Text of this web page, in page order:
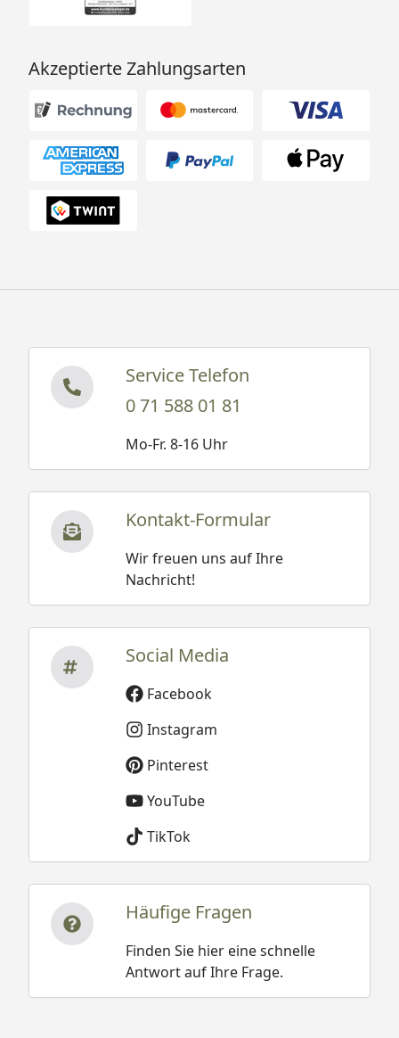
Akzeptierte Zahlungsarten
Service Telefon
0 71 588 01 81
Mo-Fr. 8-16 Uhr
Kontakt-Formular
Wir freuen uns auf Ihre
Nachricht!
Social Media
Facebook
Instagram
Pinterest
YouTube
TikTok
Häufige Fragen
Finden Sie hier eine schnelle
Antwort auf Ihre Frage.